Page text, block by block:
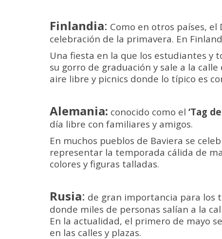
Finlandia: Como en otros países,
celebración de la primavera. En
Una fiesta en la que los estudiantes y
su gorro de graduación y sale a la
aire libre y picnics donde lo típico es
Alemania: conocido como el ‘Tag
día libre con familiares y amigos.
En muchos pueblos de Baviera se
representar la temporada cálida de
colores y figuras talladas.
Rusia: de gran importancia para los
donde miles de personas salían a la
En la actualidad, el primero de mayo
en las calles y plazas.